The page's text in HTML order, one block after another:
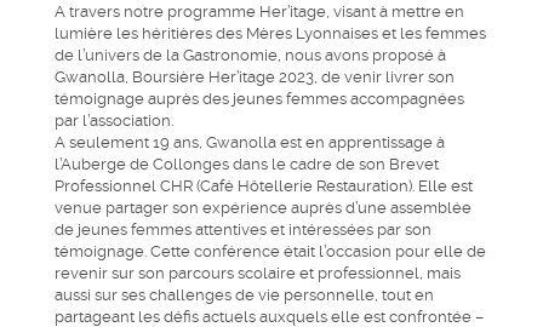
A travers notre programme Her’itage, visant à mettre en
lumière les héritières des Mères Lyonnaises et les femmes
de l’univers de la Gastronomie, nous avons proposé à
Gwanolla, Boursière Her’itage 2023, de venir livrer son
témoignage auprès des jeunes femmes accompagnées
par l’association.
A seulement 19 ans, Gwanolla est en apprentissage à
l’Auberge de Collonges dans le cadre de son Brevet
Professionnel CHR (Café Hôtellerie Restauration). Elle est
venue partager son expérience auprès d’une assemblée
de jeunes femmes attentives et intéressées par son
témoignage. Cette conférence était l’occasion pour elle de
revenir sur son parcours scolaire et professionnel, mais
aussi sur ses challenges de vie personnelle, tout en
partageant les défis actuels auxquels elle est confrontée –